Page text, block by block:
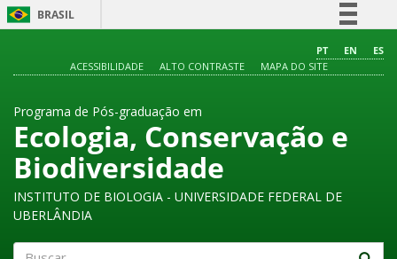
BRASIL
Comunica BR
Acesso à informação
Legislação
PT EN
ES
ACESSIBILIDADE
ALTO CONTRASTE MAPA DO SITE
Programa de Pós-graduação em
Ecologia, Conservação e
Biodiversidade
INSTITUTO DE BIOLOGIA - UNIVERSIDADE FEDERAL DE
UBERLÂNDIA